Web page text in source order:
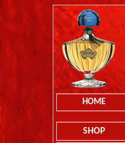
HOME
SHOP